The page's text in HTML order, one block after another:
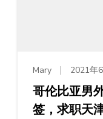
Mary 2021年
哥伦比亚男
签，求职天